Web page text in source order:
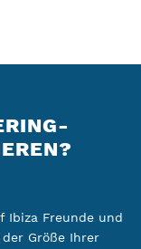
Ibiza Freunde und
Größe Ihrer